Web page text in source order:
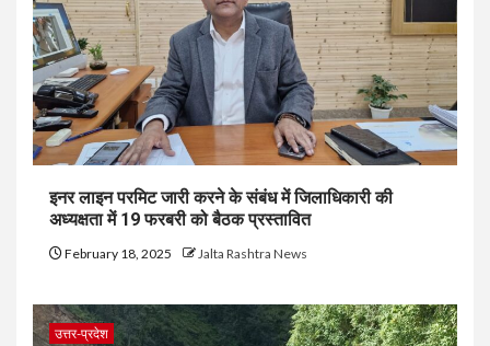
इनर लाइन परमिट जारी करने के संबंध में जिलाधिकारी की
अध्यक्षता में 19 फरबरी को बैठक प्रस्तावित
February 18, 2025 Jalta Rashtra News
उत्तर-प्रदेश